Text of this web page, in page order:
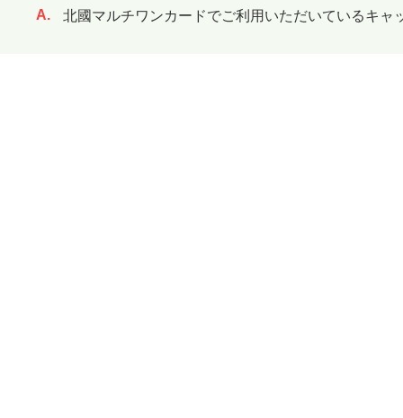
回答
北國マルチワンカードでご利用いただいているキ